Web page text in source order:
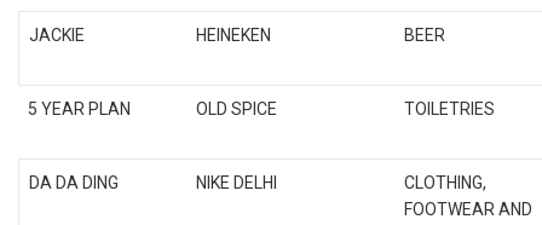
JACKIE HEINEKEN BEER
5 YEAR PLAN OLD SPICE TOILETRIES
DA DA DING NIKE DELHI
CLOTHING,
FOOTWEAR AND